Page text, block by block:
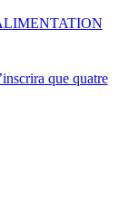
que quatre